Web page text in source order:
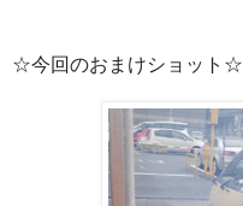
☆今回のおまけショット☆